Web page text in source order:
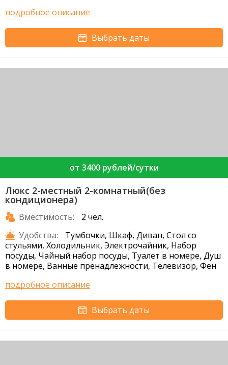
подробное описание
Выбрать даты
от 3400 рублей/сутки
Люкс 2-местный 2-комнатный(без
кондиционера)
Вместимость:
2 чел.
Удобства:
Тумбочки, Шкаф, Диван, Стол со
стульями, Холодильник, Электрочайник, Набор
посуды, Чайный набор посуды, Туалет в номере, Душ
в номере, Ванные пренадлежности, Телевизор, Фен
подробное описание
Выбрать даты